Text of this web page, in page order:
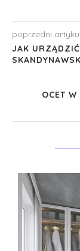
poprzedni
JAK
OCET